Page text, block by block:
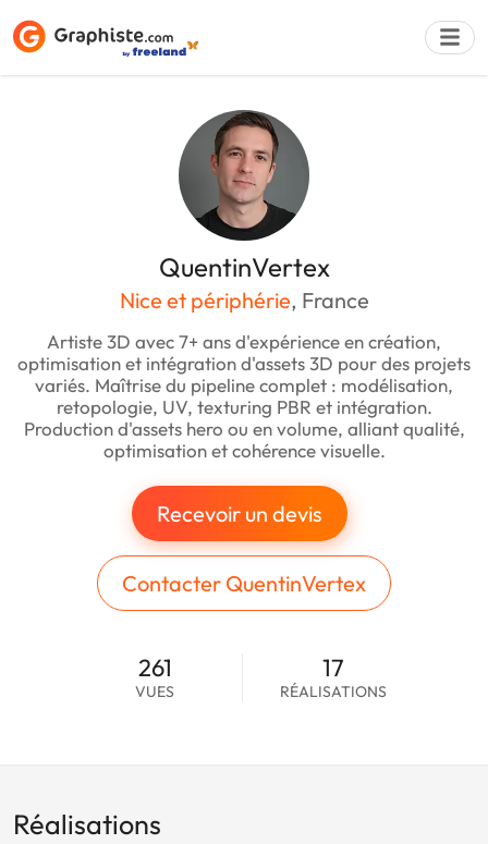
QuentinVertex
Nice et périphérie, France
Artiste 3D avec 7+ ans d'expérience en création,
optimisation et intégration d'assets 3D pour des projets
variés. Maîtrise du pipeline complet : modélisation,
retopologie, UV, texturing PBR et intégration.
Production d'assets hero ou en volume, alliant qualité,
optimisation et cohérence visuelle.
Recevoir un devis
Contacter QuentinVertex
261
VUES
17
RÉALISATIONS
Réalisations